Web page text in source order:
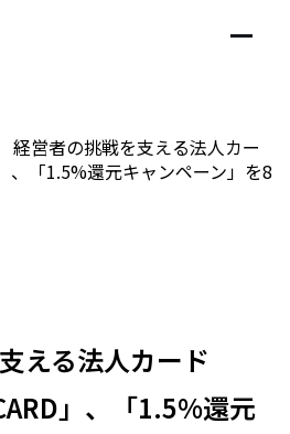
経営者の挑戦を支える法人カー
、「1.5%還元キャンペーン」を8
える法人カード
」、「1.5%還元